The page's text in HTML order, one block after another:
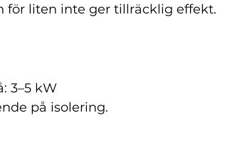
för liten inte ger tillräcklig effekt.
3–5 kW
på isolering.